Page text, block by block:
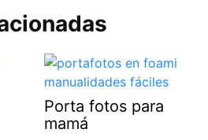
Porta fotos para
mamá